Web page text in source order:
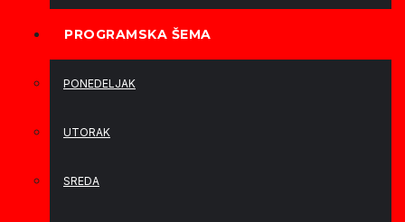
PROGRAMSKA ŠEMA
PONEDELJAK
UTORAK
SREDA